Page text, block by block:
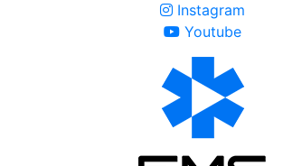
Instagram
Youtube